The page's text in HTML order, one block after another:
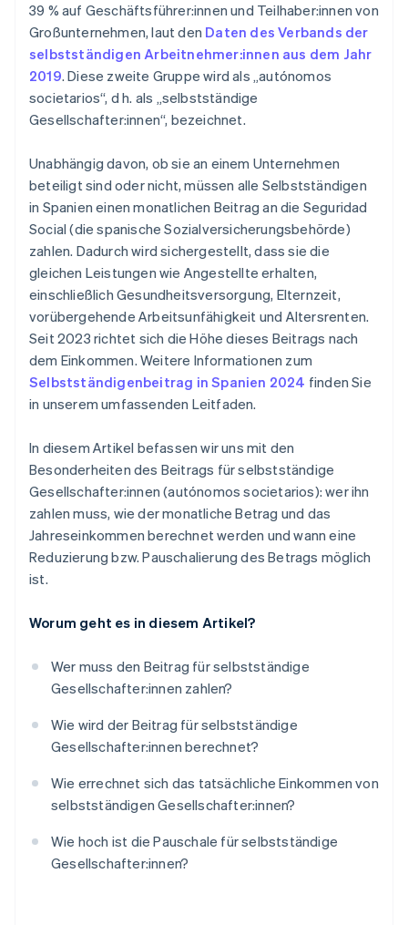
39 % auf Geschäftsführer:innen und Teilhaber:innen von
Großunternehmen, laut den Daten des Verbands der
selbstständigen Arbeitnehmer:innen aus dem Jahr
2019. Diese zweite Gruppe wird als „autónomos
societarios“, d h. als „selbstständige
Gesellschafter:innen“, bezeichnet.
Unabhängig davon, ob sie an einem Unternehmen
beteiligt sind oder nicht, müssen alle Selbstständigen
in Spanien einen monatlichen Beitrag an die Seguridad
Social (die spanische Sozialversicherungsbehörde)
zahlen. Dadurch wird sichergestellt, dass sie die
gleichen Leistungen wie Angestellte erhalten,
einschließlich Gesundheitsversorgung, Elternzeit,
vorübergehende Arbeitsunfähigkeit und Altersrenten.
Seit 2023 richtet sich die Höhe dieses Beitrags nach
dem Einkommen. Weitere Informationen zum
Selbstständigenbeitrag in Spanien 2024 finden Sie
in unserem umfassenden Leitfaden.
In diesem Artikel befassen wir uns mit den
Besonderheiten des Beitrags für selbstständige
Gesellschafter:innen (autónomos societarios): wer ihn
zahlen muss, wie der monatliche Betrag und das
Jahreseinkommen berechnet werden und wann eine
Reduzierung bzw. Pauschalierung des Betrags möglich
ist.
Worum geht es in diesem Artikel?
Wer muss den Beitrag für selbstständige
Gesellschafter:innen zahlen?
Wie wird der Beitrag für selbstständige
Gesellschafter:innen berechnet?
Wie errechnet sich das tatsächliche Einkommen von
selbstständigen Gesellschafter:innen?
Wie hoch ist die Pauschale für selbstständige
Gesellschafter:innen?